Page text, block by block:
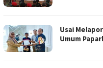
Usai
Umum